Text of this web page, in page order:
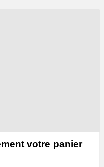
votre panier